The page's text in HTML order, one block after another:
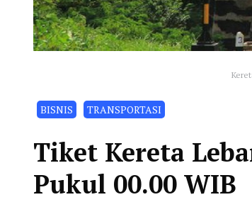
BISNIS TRANSPORTASI
Tiket Kereta
Pukul 00.00 WIB